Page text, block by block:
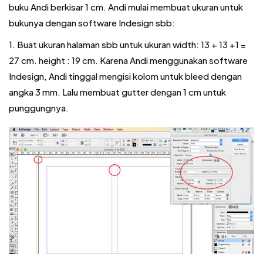
buku Andi berkisar 1 cm. Andi mulai membuat ukuran untuk
bukunya dengan software Indesign sbb:
1. Buat ukuran halaman sbb untuk ukuran width: 13 + 13 +1 =
27 cm. height : 19 cm. Karena Andi menggunakan software
Indesign, Andi tinggal mengisi kolom untuk bleed dengan
angka 3 mm. Lalu membuat gutter dengan 1 cm untuk
punggungnya.